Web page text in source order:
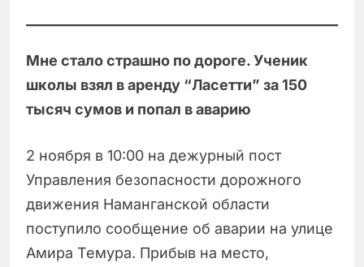
Мне стало страшно по дороге. Ученик
школы взял в аренду “Ласетти” за 150
тысяч сумов и попал в аварию
2 ноября в 10:00 на дежурный пост
Управления безопасности дорожного
движения Наманганской области
поступило сообщение об аварии на улице
Амира Темура. Прибыв на место,